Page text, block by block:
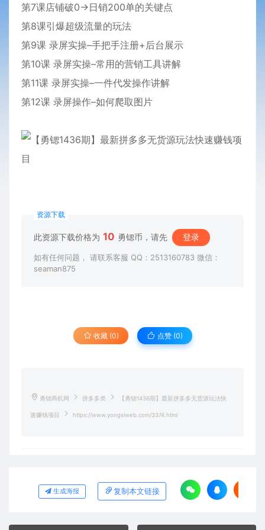
第7课店铺破0→日销200单的关键点
第8课引爆超级流量的玩法
第9课 录屏实操–手把手注册+后台展示
第10课 录屏实操–常用的营销工具讲解
第11课 录屏实操–一件代发操作讲解
第12课 录屏操作–如何爬取图片
资源下载
此资源下载价格为 10 勇锶币，请先 登录
如有任何问题， 请联系客服 QQ：2513160783 微信：
seaman875
收藏 (0) 点赞 (0)
勇锶商机网 拼多多类 【勇锶1436期】最新拼多多无货源玩法快
速赚钱项目 https://www.yongsiweb.com/3374.html
生成海报 复制本文链接